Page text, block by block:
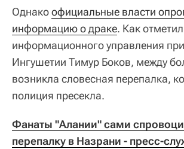
Однакоофициальные власти
информацию о драке. Как
информационного управления
Ингушетии Тимур Боков, между
возникла словесная перепалка,
полиция пресекла.
Фанаты "Алании" сами